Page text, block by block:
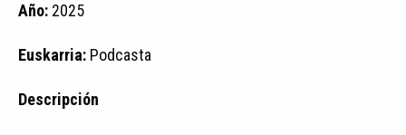
Año: 2025
Euskarria: Podcasta
Descripción